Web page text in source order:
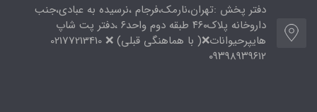
دفتر پخش :تهران،نارمک،فرجام ،نرسیده به عبادی،جنب
داروخانه پلاک۴۶۰ طبقه دوم واحد۶ ،دفتر پت شاپ
هایپرحیوانات❌( با هماهنگی قبلی) ❌ 02177213410
۰۹۳۹۸۹۳۹۶۱۲